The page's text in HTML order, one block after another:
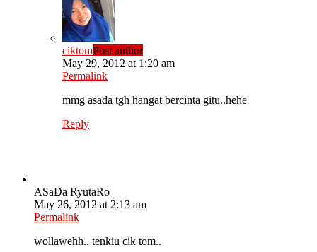
ciktomPost author
May 29, 2012 at 1:20 am
Permalink
mmg asada tgh hangat bercinta gitu..hehe
Reply
ASaDa RyutaRo
May 26, 2012 at 2:13 am
Permalink
wollawehh.. tenkiu cik tom..